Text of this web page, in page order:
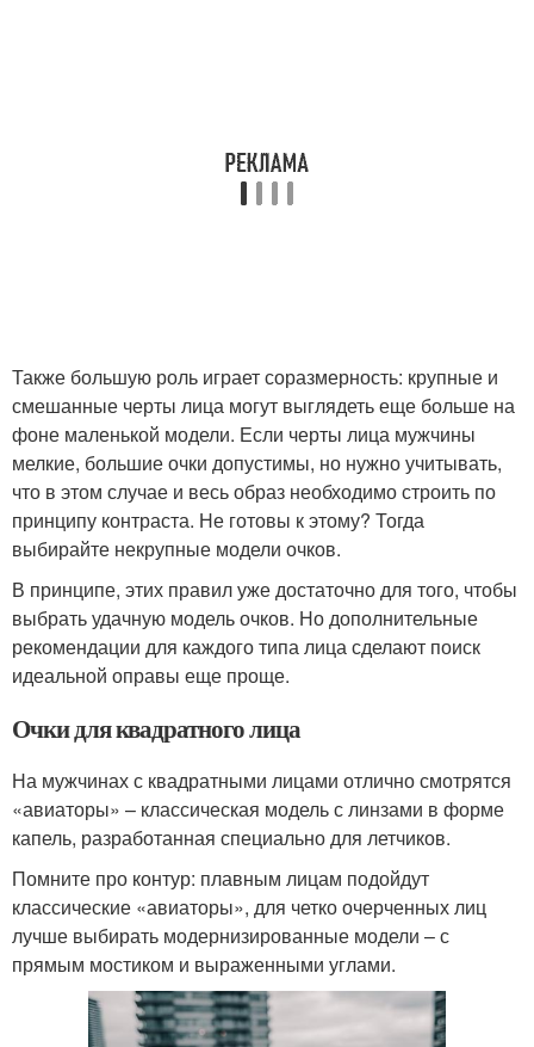
Также большую роль играет соразмерность: крупные и
смешанные черты лица могут выглядеть еще больше на
фоне маленькой модели. Если черты лица мужчины
мелкие, большие очки допустимы, но нужно учитывать,
что в этом случае и весь образ необходимо строить по
принципу контраста. Не готовы к этому? Тогда
выбирайте некрупные модели очков.
В принципе, этих правил уже достаточно для того, чтобы
выбрать удачную модель очков. Но дополнительные
рекомендации для каждого типа лица сделают поиск
идеальной оправы еще проще.
Очки для квадратного лица
На мужчинах с квадратными лицами отлично смотрятся
«авиаторы» – классическая модель с линзами в форме
капель, разработанная специально для летчиков.
Помните про контур: плавным лицам подойдут
классические «авиаторы», для четко очерченных лиц
лучше выбирать модернизированные модели – с
прямым мостиком и выраженными углами.